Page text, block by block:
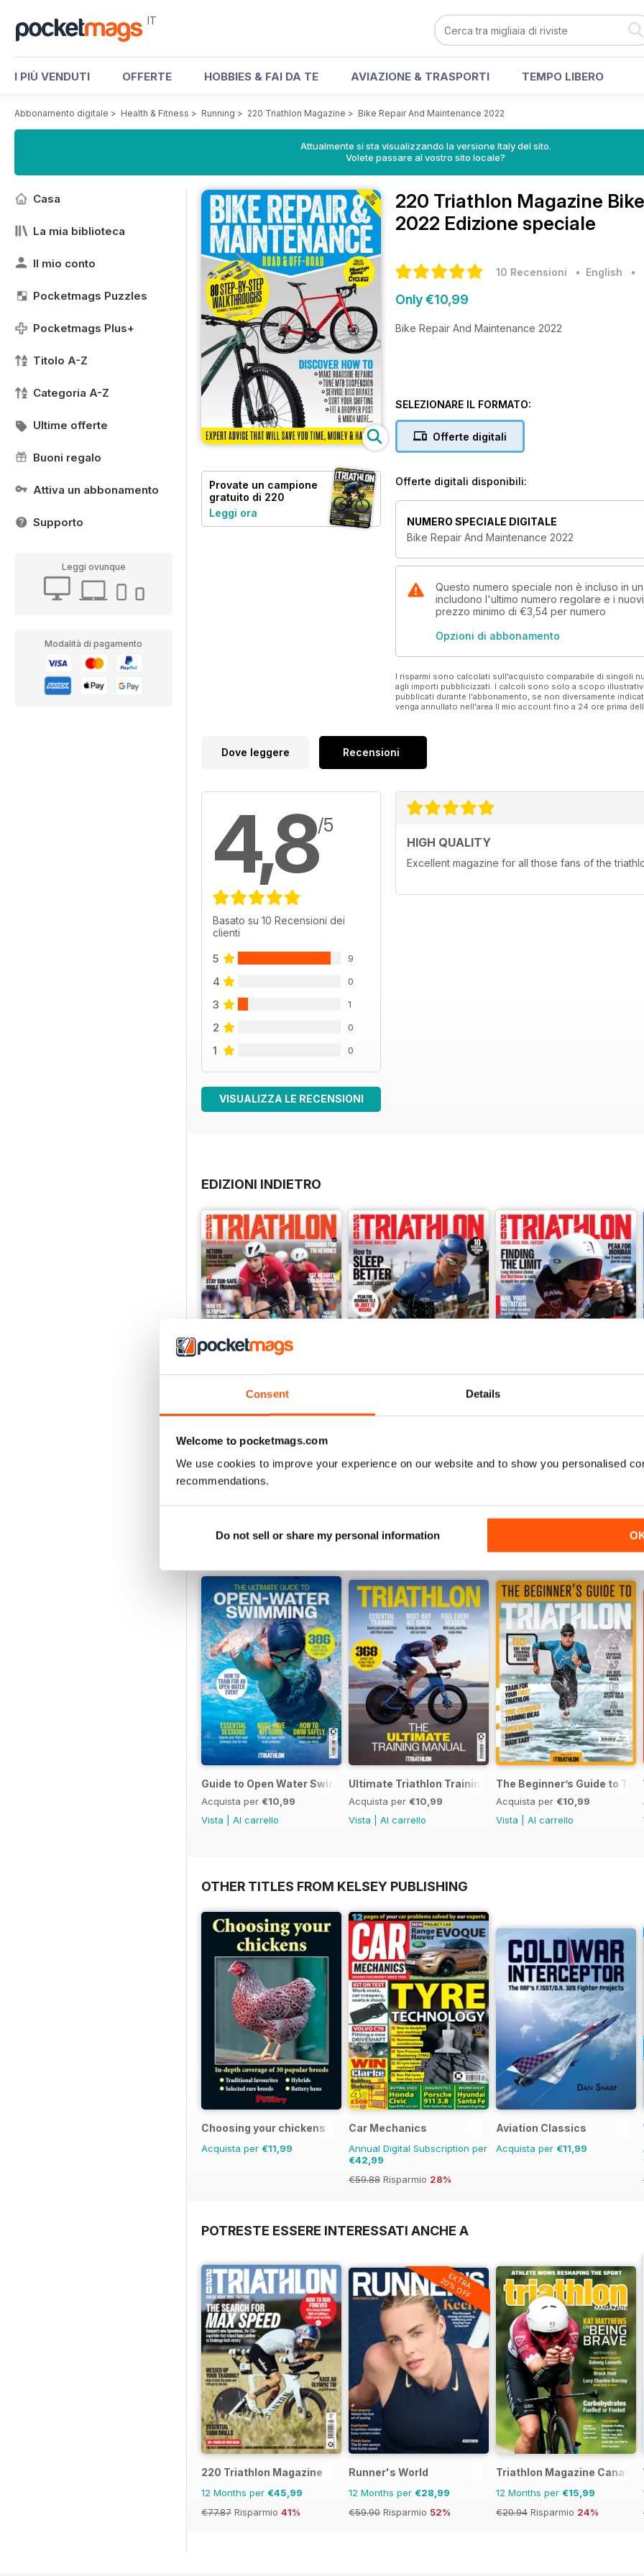
Consent Details
Welcome to pocketmags.com
We use cookies to improve your experience on our website and to show you personalised
recommendations.
Do not sell or share my personal information
IT
I PIÙ VENDUTI OFFERTE HOBBIES & FAI DA TE AVIAZIONE & TRASPORTI TEMPO LIBERO
Abbonamento digitale > Health & Fitness > Running > 220 Triathlon Magazine > Bike Repair And Maintenance 2022
Attualmente si sta visualizzando la versione Italy del sito.
Volete passare al vostro sito locale?
Casa
La mia biblioteca
Il mio conto
Pocketmags Puzzles
Pocketmags Plus+
Titolo A-Z
Categoria A-Z
Ultime offerte
Buoni regalo
Attiva un abbonamento
Supporto
Leggi ovunque
Modalità di pagamento
Provate un campione
gratuito di 220
Triathlon Magazine
Leggi ora
220 Triathlon Magazine
2022 Edizione speciale
10 Recensioni • English •
Only €10,99
Bike Repair And Maintenance 2022
SELEZIONARE IL FORMATO:
Offerte digitali
Offerte digitali disponibili:
NUMERO SPECIALE DIGITALE
Bike Repair And Maintenance 2022
Questo numero speciale non è incluso in
includono l'ultimo numero regolare e i
prezzo minimo di €3,54 per numero
Opzioni di abbonamento
I risparmi sono calcolati sull'acquisto comparabile di singoli
agli importi pubblicizzati. I calcoli sono solo a scopo
pubblicati durante l'abbonamento, se non diversamente
venga annullato nell'area Il mio account fino a 24 ore prima
Dove leggere Recensioni
4,8/5
Basato su 10 Recensioni dei
clienti
5 9
4 0
3 1
2 0
1 0
VISUALIZZA LE RECENSIONI
HIGH QUALITY
Excellent magazine for all those fans of the
EDIZIONI INDIETRO
July2026
Acquista per €5,99
June 2026 May 2026
SPECIAL EDITIONS
Guide to Open Water Swimming
Acquista per €10,99
Vista
Al carrello
Ultimate Triathlon Training Manual
Acquista per €10,99
Vista
Al carrello
The Beginner’s Guide to
Acquista per €10,99
Vista
Al carrello
OTHER TITLES FROM KELSEY PUBLISHING
Choosing your chickens
Acquista per €11,99
Car Mechanics
Annual Digital Subscription per
€42,99
€59.88 Risparmio 28%
Aviation Classics
Acquista per €11,99
POTRESTE ESSERE INTERESSATI ANCHE A
220 Triathlon Magazine
12 Months per €45,99
€77.87 Risparmio 41%
EXTRA
20% OFF
Runner's World
12 Months per €28,99
€59.90 Risparmio 52%
Triathlon Magazine Canada
12 Months per €15,99
€20.94 Risparmio 24%